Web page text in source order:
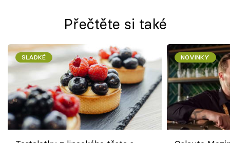
Přečtěte si také
SLADKÉ NOVINKY